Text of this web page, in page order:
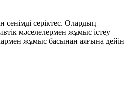
сенімді серіктес. Олардың
мәселелермен жұмыс істеу
жұмыс басынан аяғына дейін